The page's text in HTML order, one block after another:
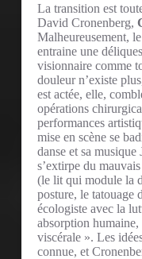
La transition est
David Cronenberg,
Malheureusement,
entraine une
visionnaire comme
douleur n’existe
est actée, elle,
opérations
performances
mise en scène se
danse et sa
s’extirpe du
(le lit qui module la
posture, le tatouage
écologiste avec la
absorption
viscérale ». Les
connue, et